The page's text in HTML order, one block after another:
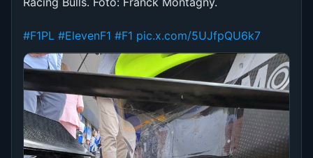
#F1PL #ElevenF1 #F1 pic.x.com/5UJfpQU6k7